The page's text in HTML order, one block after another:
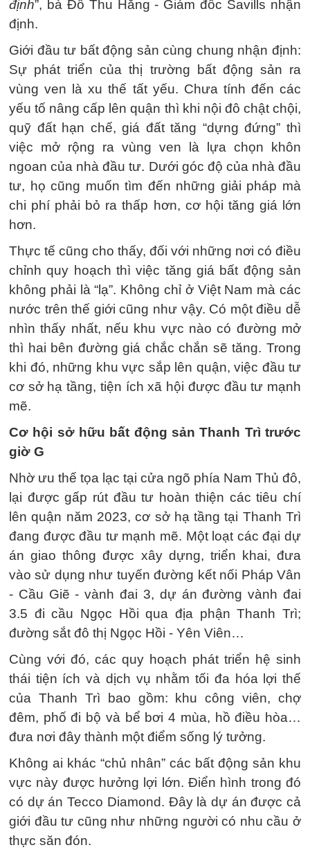
định”, bà Đỗ Thu Hằng - Giám đốc Savills nhận
định.
Giới đầu tư bất động sản cùng chung nhận định:
Sự phát triển của thị trường bất động sản ra
vùng ven là xu thế tất yếu. Chưa tính đến các
yếu tố nâng cấp lên quận thì khi nội đô chật chội,
quỹ đất hạn chế, giá đất tăng “dựng đứng” thì
việc mở rộng ra vùng ven là lựa chọn khôn
ngoan của nhà đầu tư. Dưới góc độ của nhà đầu
tư, họ cũng muốn tìm đến những giải pháp mà
chi phí phải bỏ ra thấp hơn, cơ hội tăng giá lớn
hơn.
Thực tế cũng cho thấy, đối với những nơi có điều
chỉnh quy hoạch thì việc tăng giá bất động sản
không phải là “lạ”. Không chỉ ở Việt Nam mà các
nước trên thế giới cũng như vậy. Có một điều dễ
nhìn thấy nhất, nếu khu vực nào có đường mở
thì hai bên đường giá chắc chắn sẽ tăng. Trong
khi đó, những khu vực sắp lên quận, việc đầu tư
cơ sở hạ tầng, tiện ích xã hội được đầu tư mạnh
mẽ.
Cơ hội sở hữu bất động sản Thanh Trì trước
giờ G
Nhờ ưu thế tọa lạc tại cửa ngõ phía Nam Thủ đô,
lại được gấp rút đầu tư hoàn thiện các tiêu chí
lên quận năm 2023, cơ sở hạ tầng tại Thanh Trì
đang được đầu tư mạnh mẽ. Một loạt các đại dự
án giao thông được xây dựng, triển khai, đưa
vào sử dụng như tuyến đường kết nối Pháp Vân
- Cầu Giẽ - vành đai 3, dự án đường vành đai
3.5 đi cầu Ngọc Hồi qua địa phận Thanh Trì;
đường sắt đô thị Ngọc Hồi - Yên Viên…
Cùng với đó, các quy hoạch phát triển hệ sinh
thái tiện ích và dịch vụ nhằm tối đa hóa lợi thế
của Thanh Trì bao gồm: khu công viên, chợ
đêm, phố đi bộ và bể bơi 4 mùa, hồ điều hòa…
đưa nơi đây thành một điểm sống lý tưởng.
Không ai khác “chủ nhân” các bất động sản khu
vực này được hưởng lợi lớn. Điển hình trong đó
có dự án Tecco Diamond. Đây là dự án được cả
giới đầu tư cũng như những người có nhu cầu ở
thực săn đón.